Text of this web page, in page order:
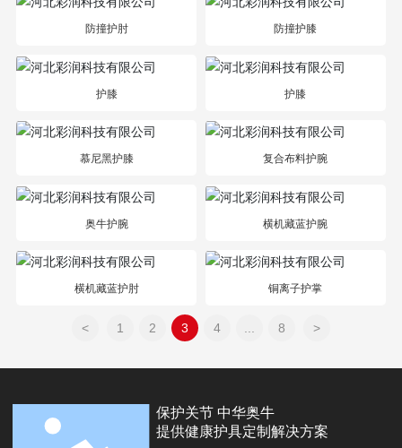
防撞护肘 防撞护膝
护膝 护膝
慕尼黑护膝 复合布料护腕
奥牛护腕 横机藏蓝护腕
横机藏蓝护肘 铜离子护掌
< 1 2 3 4 ... 8 >
保护关节 中华奥牛
提供健康护具定制解决方案